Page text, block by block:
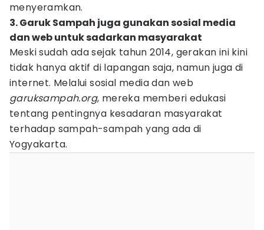
menyeramkan.
3. Garuk Sampah juga gunakan sosial media
dan web untuk sadarkan masyarakat
Meski sudah ada sejak tahun 2014, gerakan ini kini
tidak hanya aktif di lapangan saja, namun juga di
internet. Melalui sosial media dan web
garuksampah.org, mereka memberi edukasi
tentang pentingnya kesadaran masyarakat
terhadap sampah-sampah yang ada di
Yogyakarta.